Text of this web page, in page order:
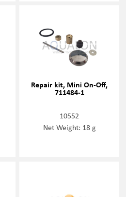
Repair kit, Mini On-Off,
711484-1
10552
Net Weight: 18 g